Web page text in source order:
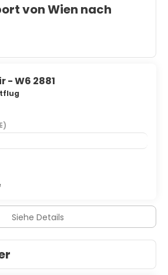
von Wien nach
- W6 2881
Siehe Details